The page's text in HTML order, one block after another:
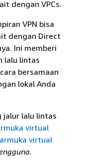
dengan VPCs.
VPN bisa
dengan Direct
Ini memberi
lalu lintas
bersamaan
lokal Anda
jalur lalu lintas
virtual
virtual
.